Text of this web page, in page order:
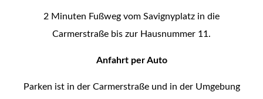
2 Minuten Fußweg vom Savignyplatz in die
Carmerstraße bis zur Hausnummer 11.
Anfahrt per Auto
Parken ist in der Carmerstraße und in der Umgebung